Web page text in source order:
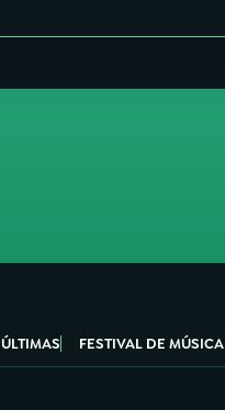
ÚLTIMAS FESTIVAL DE MÚSICA